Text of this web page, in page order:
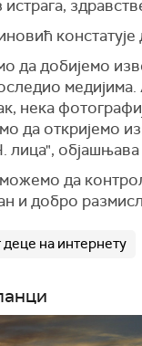
истрага,
констатује
да добијемо
нека
да откријемо
објашњава
да
и добро
на интернету